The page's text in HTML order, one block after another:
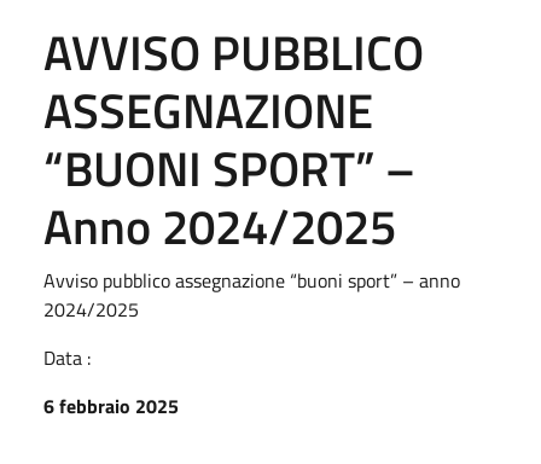
AVVISO PUBBLICO
ASSEGNAZIONE
“BUONI SPORT” –
Anno 2024/2025
Avviso pubblico assegnazione “buoni sport” – anno
2024/2025
Data :
6 febbraio 2025